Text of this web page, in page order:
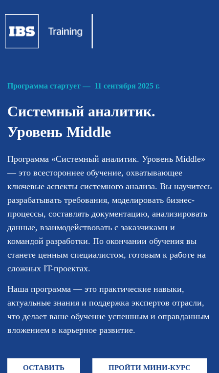
Программа стартует — 11 сентября 2025 г.
Системный аналитик.
Уровень Middle
Программа «Системный аналитик. Уровень Middle»
— это всестороннее обучение, охватывающее
ключевые аспекты системного анализа. Вы научитесь
разрабатывать требования, моделировать бизнес-
процессы, составлять документацию, анализировать
данные, взаимодействовать с заказчиками и
командой разработки. По окончании обучения вы
станете ценным специалистом, готовым к работе на
сложных IT-проектах.
Наша программа — это практические навыки,
актуальные знания и поддержка экспертов отрасли,
что делает ваше обучение успешным и оправданным
вложением в карьерное развитие.
ОСТАВИТЬ
ПРОЙТИ МИНИ-КУРС